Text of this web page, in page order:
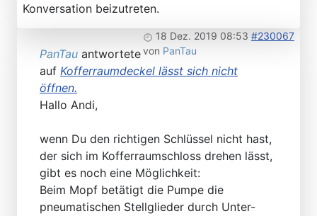
Konversation beizutreten.
18 Dez. 2019 08:53 #230067
von PanTau
PanTau antwortete
auf Kofferraumdeckel lässt sich nicht
öffnen.
Hallo Andi,
wenn Du den richtigen Schlüssel nicht hast,
der sich im Kofferraumschloss drehen lässt,
gibt es noch eine Möglichkeit:
Beim Mopf betätigt die Pumpe die
pneumatischen Stellglieder durch Unter-